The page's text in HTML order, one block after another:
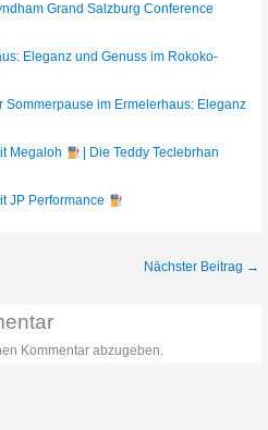
Grand Salzburg Conference
Eleganz und Genuss im Rokoko-
Sommerpause im Ermelerhaus: Eleganz
Megaloh
| Die Teddy Teclebrhan
JP Performance
Nächster Beitrag →
Kommentar abzugeben.